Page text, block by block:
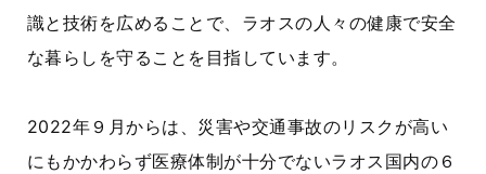
識と技術を広めることで、ラオスの人々の健康で安全
な暮らしを守ることを目指しています。
2022年９月からは、災害や交通事故のリスクが高い
にもかかわらず医療体制が十分でないラオス国内の６